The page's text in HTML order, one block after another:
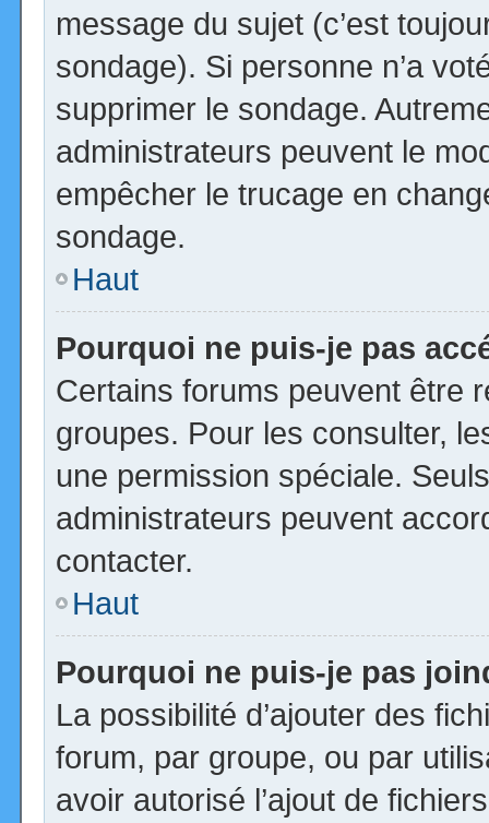
message du sujet (c’est
sondage). Si personne n’a
supprimer le sondage.
administrateurs peuvent le
empêcher le trucage en
sondage.
Haut
Pourquoi ne puis-je pas
Certains forums peuvent être
groupes. Pour les consulter,
une permission spéciale.
administrateurs peuvent
contacter.
Haut
Pourquoi ne puis-je pas
La possibilité d’ajouter des
forum, par groupe, ou par
avoir autorisé l’ajout de